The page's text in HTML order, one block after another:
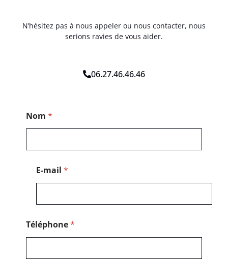
N’hésitez pas à nous appeler ou nous contacter, nous
serions ravies de vous aider.
06.27.46.46.46
o
m
e
Nom *
E-mail *
Téléphone*